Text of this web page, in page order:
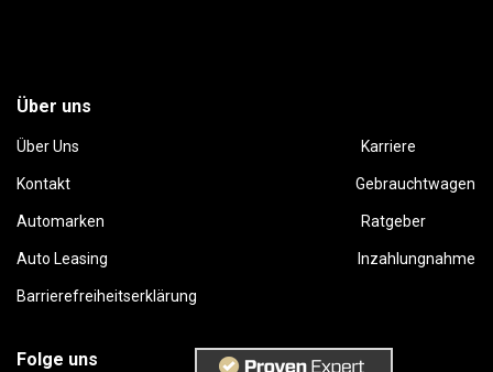
Über uns
Über Uns Karriere
Kontakt Gebrauchtwagen
Automarken Ratgeber
Auto Leasing Inzahlungnahme
Barrierefreiheitserklärung
Folge uns